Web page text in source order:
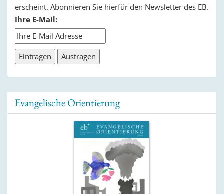
erscheint. Abonnieren Sie hierfür den Newsletter des EB.
Ihre E-Mail:
Evangelische Orientierung